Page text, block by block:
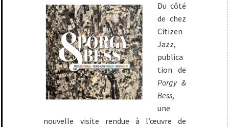
Du côté
de chez
Citizen
Jazz,
publica
tion de
Porgy &
Bess,
une
nouvelle visite rendue à l’œuvre de